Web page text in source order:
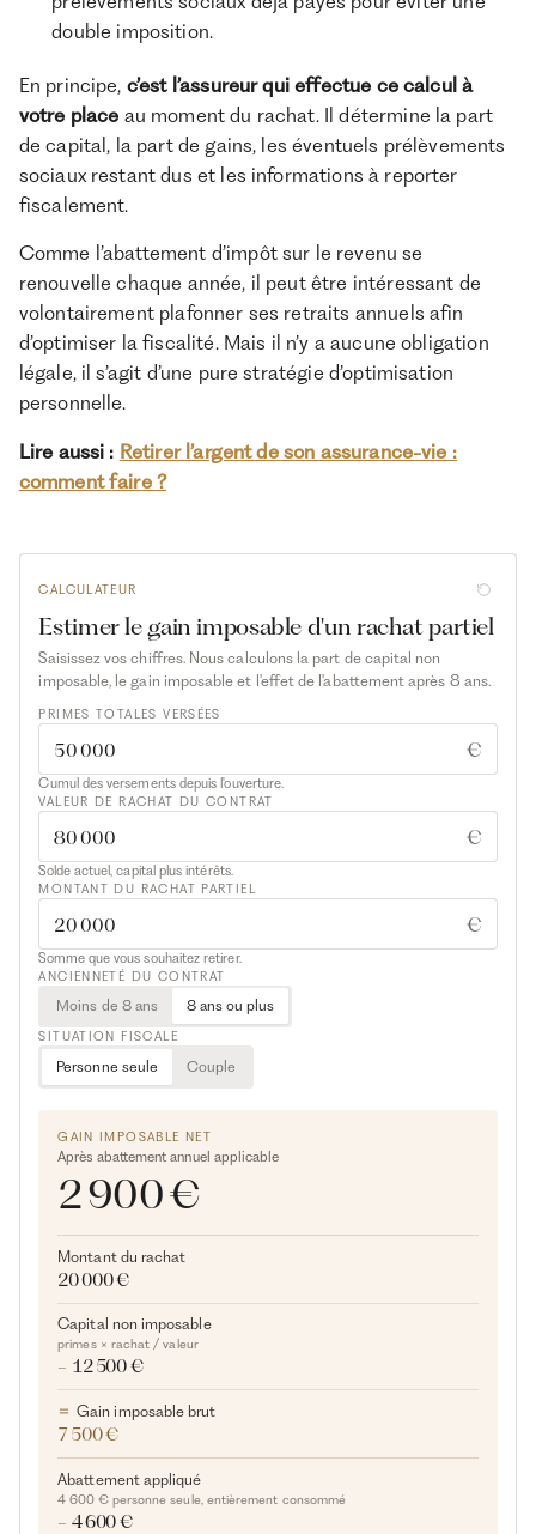
double imposition.
En principe, c’est l’assureur qui effectue ce calcul à
votre place au moment du rachat. Il détermine la part
de capital, la part de gains, les éventuels prélèvements
sociaux restant dus et les informations à reporter
fiscalement.
Comme l’abattement d’impôt sur le revenu se
renouvelle chaque année, il peut être intéressant de
volontairement plafonner ses retraits annuels afin
d’optimiser la fiscalité. Mais il n’y a aucune obligation
légale, il s’agit d’une pure stratégie d’optimisation
personnelle.
Lire aussi : Retirer l’argent de son assurance-vie :
comment faire ?
CALCULATEUR
Estimer le gain imposable d'un rachat partiel
Saisissez vos chiffres. Nous calculons la part de capital non
imposable, le gain imposable et l'effet de l'abattement après 8 ans.
PRIMES TOTALES VERSÉES
€
Cumul des versements depuis l'ouverture.
VALEUR DE RACHAT DU CONTRAT
€
Solde actuel, capital plus intérêts.
MONTANT DU RACHAT PARTIEL
€
Somme que vous souhaitez retirer.
ANCIENNETÉ DU CONTRAT
Moins de 8 ans 8 ans ou plus
SITUATION FISCALE
Personne seule Couple
GAIN IMPOSABLE NET
Après abattement annuel applicable
2 900 €
Montant du rachat
20 000 €
Capital non imposable
primes × rachat / valeur
− 12 500 €
Gain imposable brut
7 500 €
Abattement appliqué
4 600 € personne seule, entièrement consommé
− 4 600 €